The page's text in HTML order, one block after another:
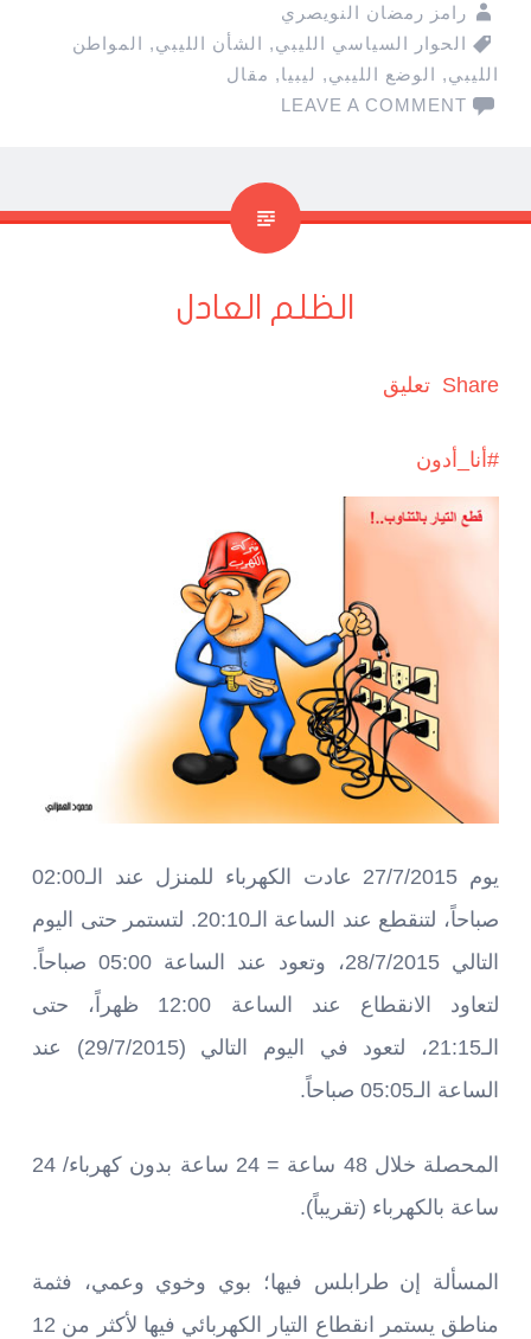
رامز رمضان النويصري
الحوار السياسي الليبي, الشأن الليبي, المواطن
الليبي, الوضع الليبي, ليبيا, مقال
LEAVE A COMMENT
الظلم العادل
Share تعليق
#أنا_أدون
يوم 27/7/2015 عادت الكهرباء للمنزل عند الـ02:00
صباحاً، لتنقطع عند الساعة الـ20:10. لتستمر حتى اليوم
التالي 28/7/2015، وتعود عند الساعة 05:00 صباحاً.
لتعاود الانقطاع عند الساعة 12:00 ظهراً، حتى
الـ21:15، لتعود في اليوم التالي (29/7/2015) عند
الساعة الـ05:05 صباحاً.
المحصلة خلال 48 ساعة = 24 ساعة بدون كهرباء/ 24
ساعة بالكهرباء (تقريباً).
المسألة إن طرابلس فيها؛ بوي وخوي وعمي، فثمة
مناطق يستمر انقطاع التيار الكهربائي فيها لأكثر من 12